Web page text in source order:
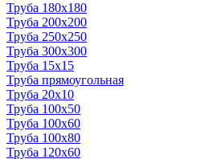
Труба 180x180
Труба 200x200
Труба 250x250
Труба 300x300
Труба 15x15
Труба прямоугольная
Труба 20x10
Труба 100x50
Труба 100x60
Труба 100x80
Труба 120x60